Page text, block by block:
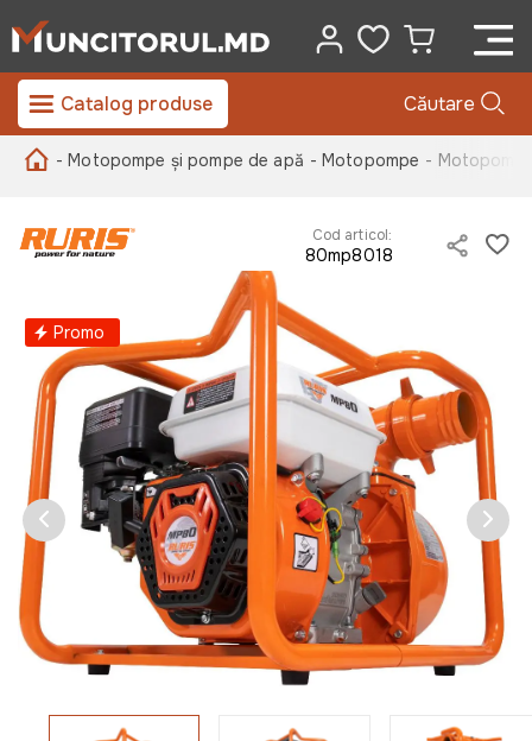
Catalog produse Căutare
- Motopompe și pompe de apă - Motopompe -
Cod articol:
80mp8018
Promo